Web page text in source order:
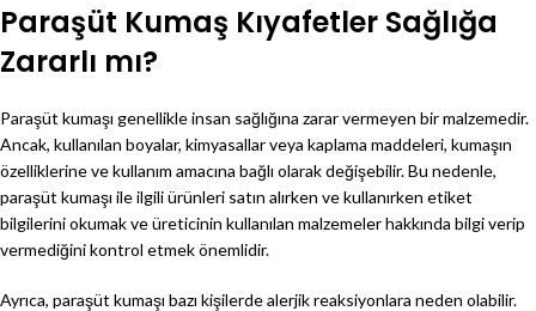
Paraşüt Kumaş Kıyafetler Sağlığa
Zararlı mı?
Paraşüt kumaşı genellikle insan sağlığına zarar vermeyen bir malzemedir.
Ancak, kullanılan boyalar, kimyasallar veya kaplama maddeleri, kumaşın
özelliklerine ve kullanım amacına bağlı olarak değişebilir. Bu nedenle,
paraşüt kumaşı ile ilgili ürünleri satın alırken ve kullanırken etiket
bilgilerini okumak ve üreticinin kullanılan malzemeler hakkında bilgi verip
vermediğini kontrol etmek önemlidir.
Ayrıca, paraşüt kumaşı bazı kişilerde alerjik reaksiyonlara neden olabilir.